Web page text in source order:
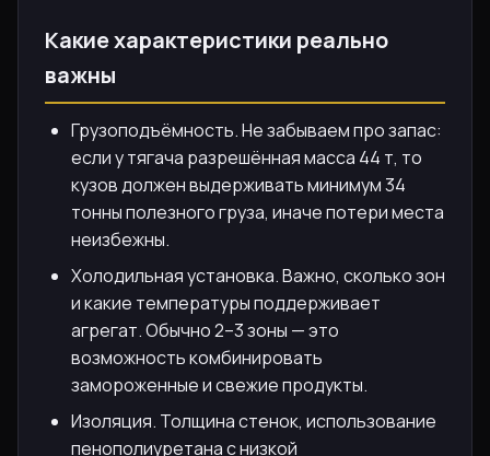
Какие характеристики реально
важны
Грузоподъёмность. Не забываем про запас:
если у тягача разрешённая масса 44 т, то
кузов должен выдерживать минимум 34
тонны полезного груза, иначе потери места
неизбежны.
Холодильная установка. Важно, сколько зон
и какие температуры поддерживает
агрегат. Обычно 2–3 зоны — это
возможность комбинировать
замороженные и свежие продукты.
Изоляция. Толщина стенок, использование
пенополиуретана с низкой